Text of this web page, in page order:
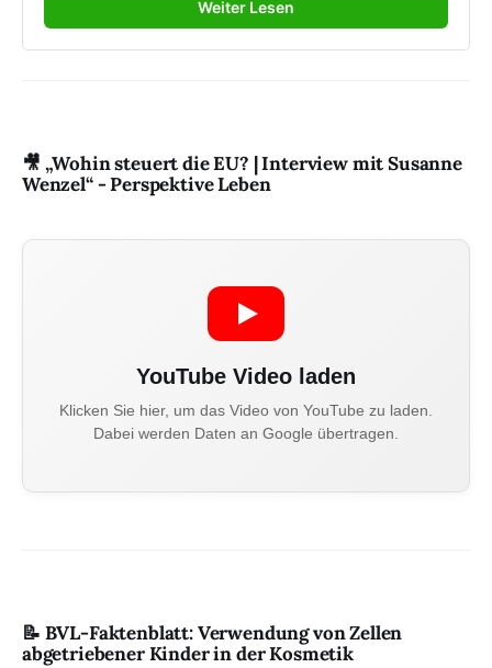
Weiter Lesen
🎥 „Wohin steuert die EU? | Interview mit Susanne
Wenzel“ - Perspektive Leben
YouTube Video laden
Klicken Sie hier, um das Video von YouTube zu laden.
Dabei werden Daten an Google übertragen.
📝 BVL-Faktenblatt: Verwendung von Zellen
abgetriebener Kinder in der Kosmetik